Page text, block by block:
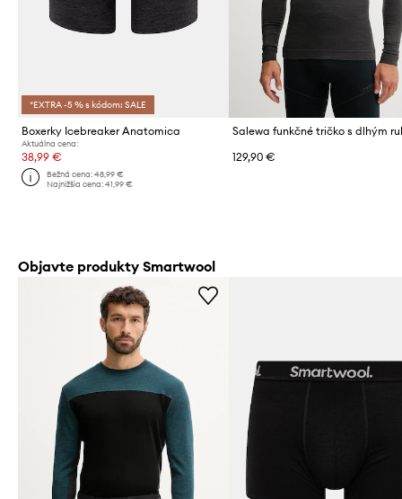
*EXTRA -5 % s kódom: SALE
Boxerky Icebreaker Anatomica
Aktuálna cena:
38,99 €
Bežná cena:48,99 €
Najnižšia cena:41,99 €
129,90 €
Objavte produkty Smartwool